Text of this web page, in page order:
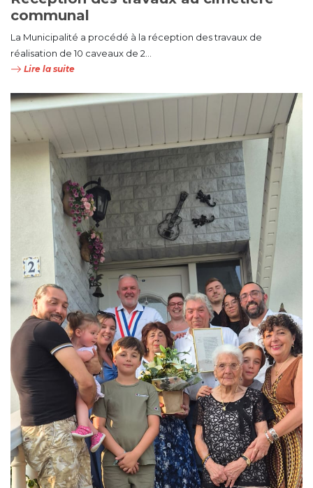
communal
La Municipalité a procédé à la réception des travaux de
réalisation de 10 caveaux de 2...
Lire la suite